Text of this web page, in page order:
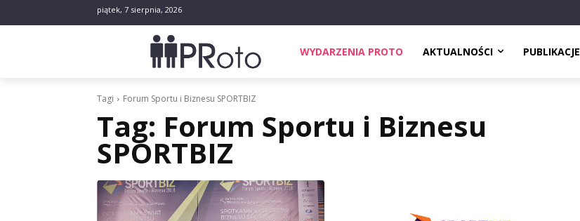
piątek, 7 sierpnia, 2026
WYDARZENIA PROTO AKTUALNOŚCI PUBLIKACJE
Tagi Forum Sportu i Biznesu SPORTBIZ
Tag: Forum Sportu i Biznesu
SPORTBIZ